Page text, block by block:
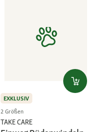
EXKLUSIV
2 Größen
TAKE CARE